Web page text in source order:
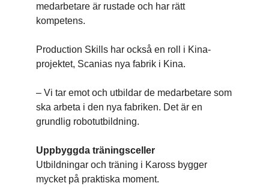
medarbetare är rustade och har rätt
kompetens.
Production Skills har också en roll i Kina-
projektet, Scanias nya fabrik i Kina.
– Vi tar emot och utbildar de medarbetare som
ska arbeta i den nya fabriken. Det är en
grundlig robotutbildning.
Uppbyggda träningsceller
Utbildningar och träning i Kaross bygger
mycket på praktiska moment.